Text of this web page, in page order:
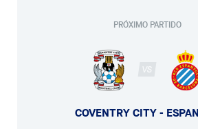
PRÓXIMO PARTIDO
VS
COVENTRY CITY -